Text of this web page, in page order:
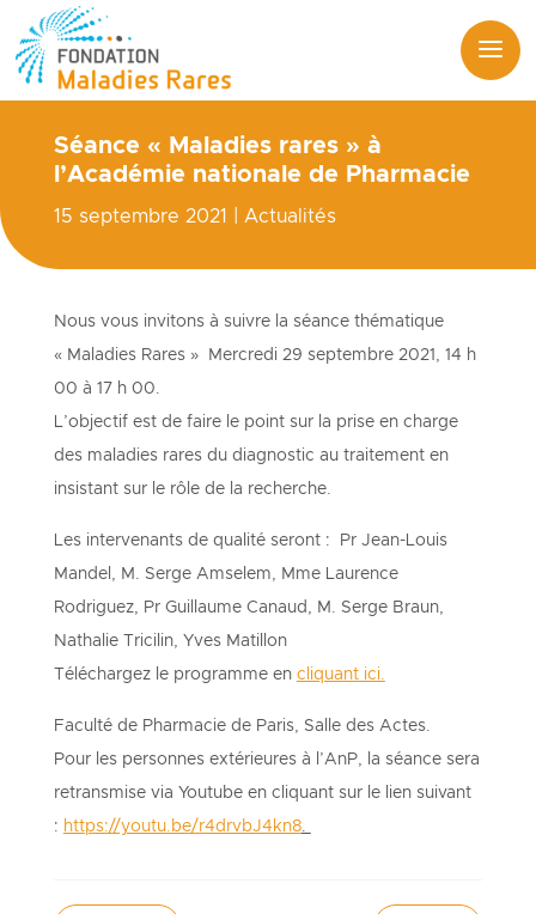
Séance « Maladies rares » à
l’Académie nationale de Pharmacie
15 septembre 2021 Actualités
Nous vous invitons à suivre la séance thématique
« Maladies Rares » Mercredi 29 septembre 2021, 14 h
00 à 17 h 00.
L’objectif est de faire le point sur la prise en charge
des maladies rares du diagnostic au traitement en
insistant sur le rôle de la recherche.
Les intervenants de qualité seront : Pr Jean-Louis
Mandel, M. Serge Amselem, Mme Laurence
Rodriguez, Pr Guillaume Canaud, M. Serge Braun,
Nathalie Tricilin, Yves Matillon
Téléchargez le programme en cliquant ici.
Faculté de Pharmacie de Paris, Salle des Actes.
Pour les personnes extérieures à l’AnP, la séance sera
retransmise via Youtube en cliquant sur le lien suivant
: https://youtu.be/r4drvbJ4kn8.